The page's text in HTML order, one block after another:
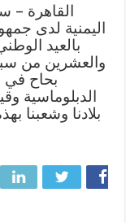
القاهرة –
اليمنية لدى
بالعيد
والعشرين من
بحاح في
الدبلوماسية
بلادنا وشعبنا